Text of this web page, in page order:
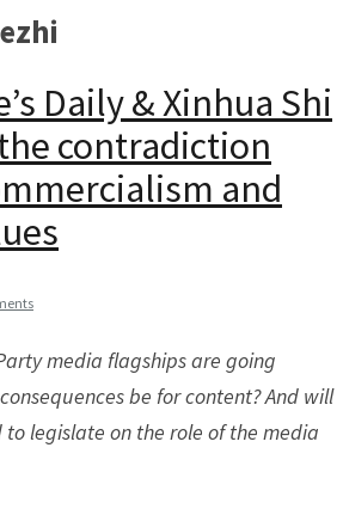
Daily & Xinhua Shi
contradiction
and
media flagshipsare going
be for content? And will
to legislate on the role of the media